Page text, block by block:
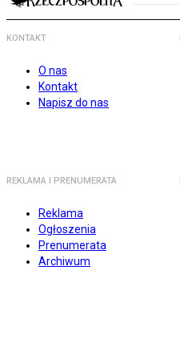
KONTAKT
O nas
Kontakt
Napisz do nas
REKLAMA I PRENUMERATA
Reklama
Ogłoszenia
Prenumerata
Archiwum